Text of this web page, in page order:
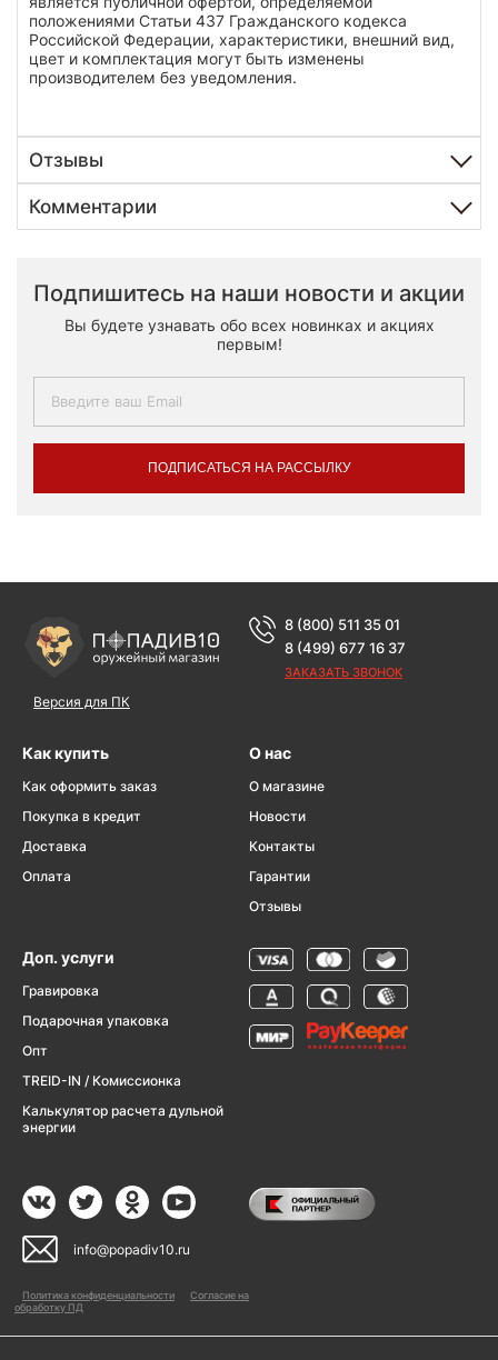
положениями Статьи 437 Гражданского кодекса
Российской Федерации, характеристики, внешний вид,
цвет и комплектация могут быть изменены
производителем без уведомления.
Отзывы
Комментарии
Подпишитесь на наши новости и акции
Вы будете узнавать обо всех новинках и акциях
первым!
ПОДПИСАТЬСЯ НА РАССЫЛКУ
Версия для ПК
8 (800) 511 35 01
8 (499) 677 16 37
ЗАКАЗАТЬ ЗВОНОК
Как купить
Как оформить заказ
Покупка в кредит
Доставка
Оплата
О нас
О магазине
Новости
Контакты
Гарантии
Отзывы
Доп. услуги
Гравировка
Подарочная упаковка
Опт
TREID-IN / Комиссионка
Калькулятор расчета дульной
энергии
info@popadiv10.ru
Политика конфиденциальности
Согласие на
обработку ПД